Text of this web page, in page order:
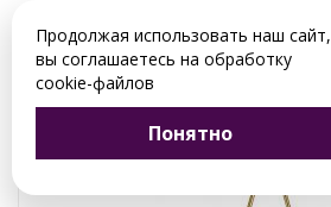
Продолжая использовать наш сайт,
вы соглашаетесь на обработку
cookie-файлов
Понятно